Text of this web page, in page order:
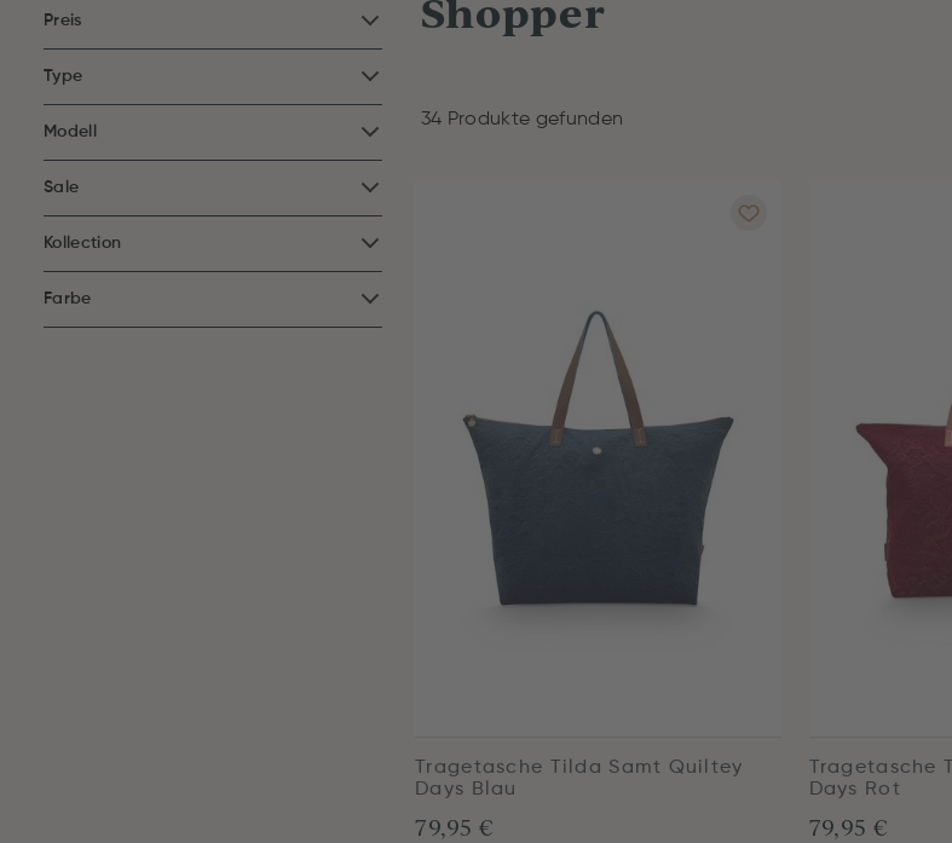
Preis
Type
Modell
Sale
Kollection
Farbe
Shopper
34 Produkte gefunden
Tragetasche Tilda Samt Quiltey
Days Blau
79,95 €
Tragetasche
Days Rot
79,95 €